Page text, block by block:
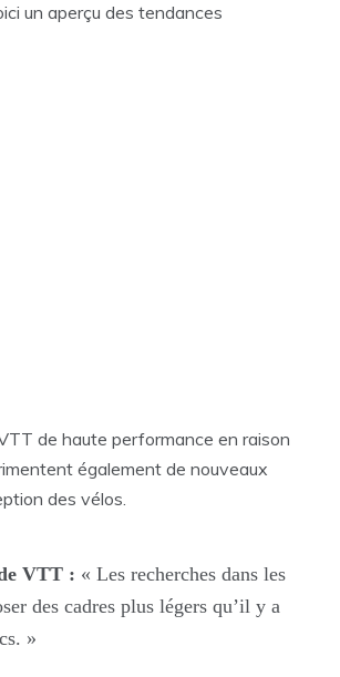
un aperçu des tendances
de haute performance en raison
également de nouveaux
des vélos.
VTT : « Les recherches dans les
des cadres plus légers qu’il y a
»